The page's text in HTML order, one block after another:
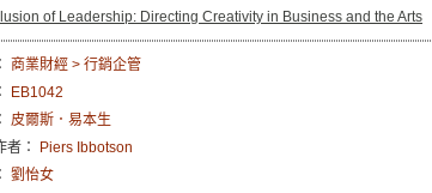
of Leadership: Directing Creativity in Business and the Arts
商業財經 > 行銷企管
EB1042
皮爾斯．易本生
者：
Piers Ibbotson
劉怡女